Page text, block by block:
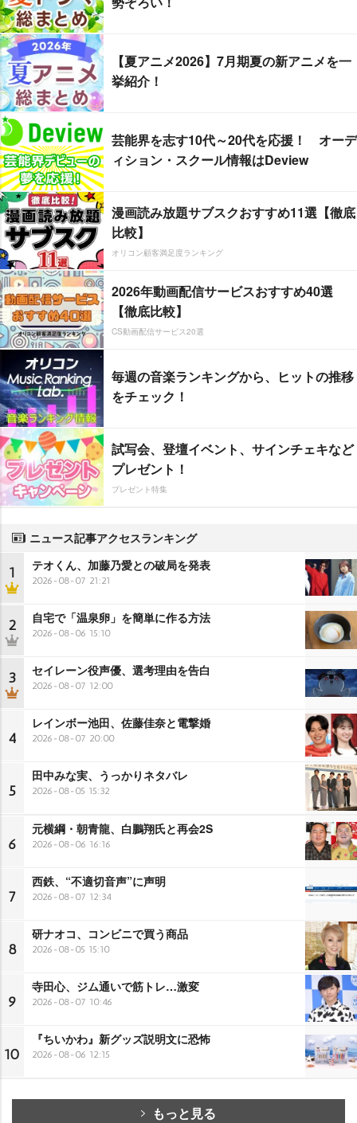
【夏アニメ2026】7月期夏の新アニメを一
挙紹介！
芸能界を志す10代～20代を応援！ オーデ
ィション・スクール情報はDeview
漫画読み放題サブスクおすすめ11選【徹底
比較】
オリコン顧客満足度ランキング
2026年動画配信サービスおすすめ40選
【徹底比較】
CS動画配信サービス20選
毎週の音楽ランキングから、ヒットの推移
をチェック！
試写会、登壇イベント、サインチェキなど
プレゼント！
プレゼント特集
ニュース記事アクセスランキング
1 テオくん、加藤乃愛との破局を発表
2026-08-07 21:21
2 自宅で「温泉卵」を簡単に作る方法
2026-08-06 15:10
3 セイレーン役声優、選考理由を告白
2026-08-07 12:00
4
レインボー池田、佐藤佳奈と電撃婚
2026-08-07 20:00
5
田中みな実、うっかりネタバレ
2026-08-05 15:32
6
元横綱・朝青龍、白鵬翔氏と再会2S
2026-08-06 16:16
7
西鉄、“不適切音声”に声明
2026-08-07 12:34
8
研ナオコ、コンビニで買う商品
2026-08-05 15:10
9
寺田心、ジム通いで筋トレ…激変
2026-08-07 10:46
10
『ちいかわ』新グッズ説明文に恐怖
2026-08-06 12:15
もっと見る